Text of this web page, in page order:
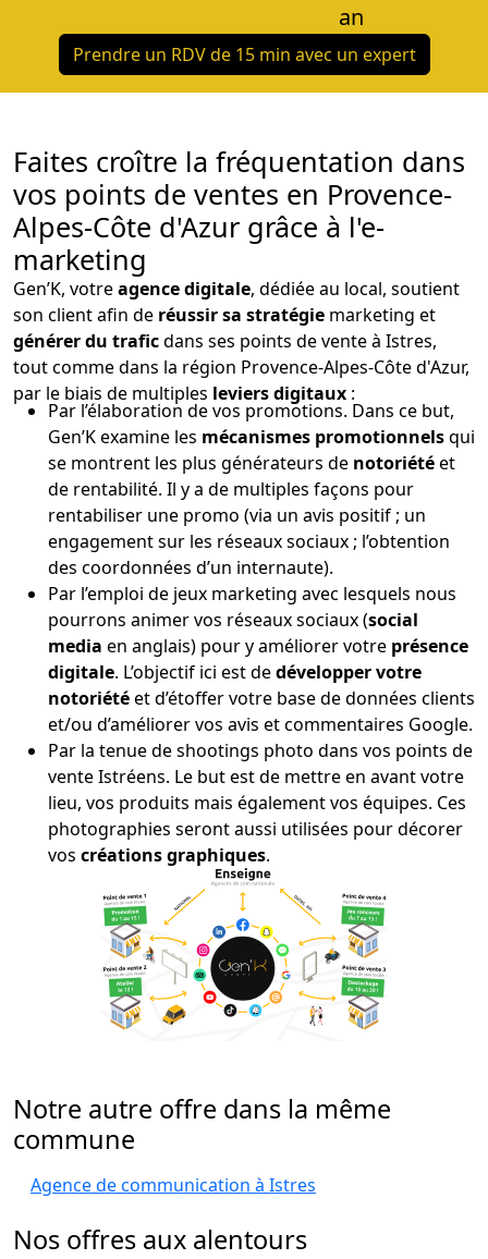
an
Prendre un RDV de 15 min avec un expert
Faites croître la fréquentation dans
vos points de ventes en Provence-
Alpes-Côte d'Azur grâce à l'e-
marketing
Gen’K, votreagence digitale, dédiée au local, soutient
son client afin de réussir sa stratégie marketing et
générer du traficdans ses points de vente à Istres,
tout comme dans la région Provence-Alpes-Côte d'Azur,
par le biais de multiples leviers digitaux :
Par l’élaboration de vos promotions. Dans ce but,
Gen’K examine les mécanismes promotionnelsqui
se montrent les plus générateurs de notoriétéet
de rentabilité. Il y a de multiples façons pour
rentabiliser une promo (via un avis positif ; un
engagement sur les réseaux sociaux ; l’obtention
des coordonnées d’un internaute).
Par l’emploi de jeux marketing avec lesquels nous
pourrons animer vos réseaux sociaux (social
media en anglais) pour y améliorer votre présence
digitale. L’objectif ici est dedévelopper votre
notoriétéet d’étoffer votre base de données clients
et/ou d’améliorer vos avis et commentaires Google.
Par la tenue de shootings photo dans vos points de
vente Istréens. Le but est de mettre en avant votre
lieu, vos produits mais également vos équipes. Ces
photographies seront aussi utilisées pour décorer
vos créations graphiques.
Notre autre offre dans la même
commune
Agence de communication à Istres
Nos offres aux alentours